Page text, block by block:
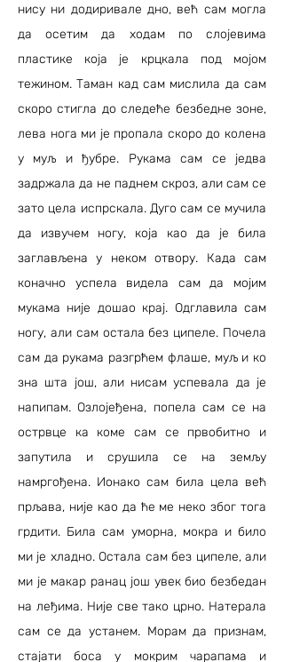
нису ни додиривале дно, већ сам могла
да осетим да ходам по слојевима
пластике која је крцкала под мојом
тежином. Таман кад сам мислила да сам
скоро стигла до следеће безбедне зоне,
лева нога ми је пропала скоро до колена
у муљ и ђубре. Рукама сам се једва
задржала да не паднем скроз, али сам се
зато цела испрскала. Дуго сам се мучила
да извучем ногу, која као да је била
заглављена у неком отвору. Када сам
коначно успела видела сам да мојим
мукама није дошао крај. Одглавила сам
ногу, али сам остала без ципеле. Почела
сам да рукама разгрћем флаше, муљ и ко
зна шта још, али нисам успевала да је
напипам. Озлојеђена, попела сам се на
острвце ка коме сам се првобитно и
запутила и срушила се на земљу
намргођена. Ионако сам била цела већ
прљава, није као да ће ме неко због тога
грдити. Била сам уморна, мокра и било
ми је хладно. Остала сам без ципеле, али
ми је макар ранац још увек био безбедан
на леђима. Није све тако црно. Натерала
сам се да устанем. Морам да признам,
стајати боса у мокрим чарапама и